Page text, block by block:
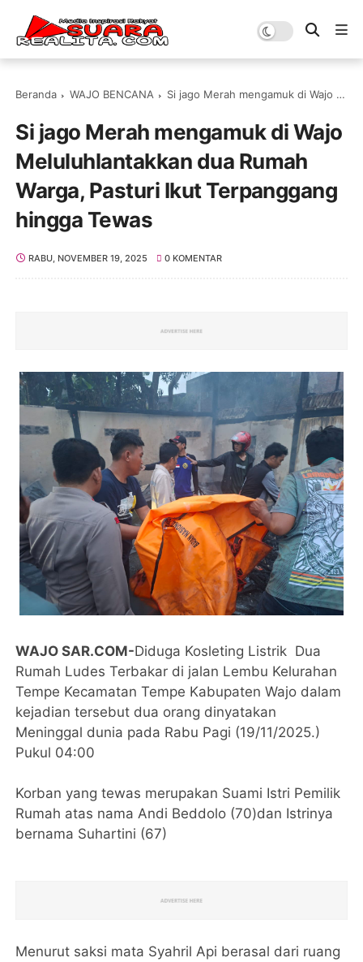
Beranda WAJO BENCANA Si jago Merah mengamuk di Wajo Meluluhlantakkan dua Rumah Warga, Pasturi Ikut Terpanggang hingga Tewas
Si jago Merah mengamuk di Wajo
Meluluhlantakkan dua Rumah
Warga, Pasturi Ikut Terpanggang
hingga Tewas
RABU, NOVEMBER 19, 2025 0 KOMENTAR
WAJO SAR.COM-Diduga Kosleting Listrik Dua
Rumah Ludes Terbakar di jalan Lembu Kelurahan
Tempe Kecamatan Tempe Kabupaten Wajo dalam
kejadian tersebut dua orang dinyatakan
Meninggal dunia pada Rabu Pagi (19/11/2025.)
Pukul 04:00
Korban yang tewas merupakan Suami Istri Pemilik
Rumah atas nama Andi Beddolo (70)dan Istrinya
bernama Suhartini (67)
Menurut saksi mata Syahril Api berasal dari ruang